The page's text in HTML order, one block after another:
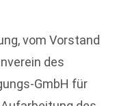
vom Vorstand
des
GmbH für